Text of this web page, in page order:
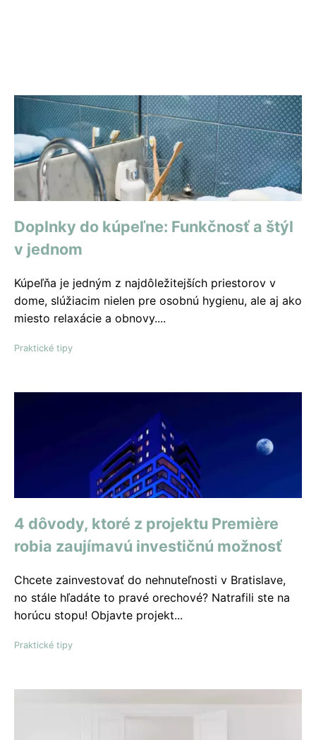
Doplnky do kúpeľne: Funkčnosť a štýl
v jednom
Kúpeľňa je jedným z najdôležitejších priestorov v
dome, slúžiacim nielen pre osobnú hygienu, ale aj ako
miesto relaxácie a obnovy....
Praktické tipy
4 dôvody, ktoré z projektu Premiѐre
robia zaujímavú investičnú možnosť
Chcete zainvestovať do nehnuteľnosti v Bratislave,
no stále hľadáte to pravé orechové? Natrafili ste na
horúcu stopu! Objavte projekt...
Praktické tipy